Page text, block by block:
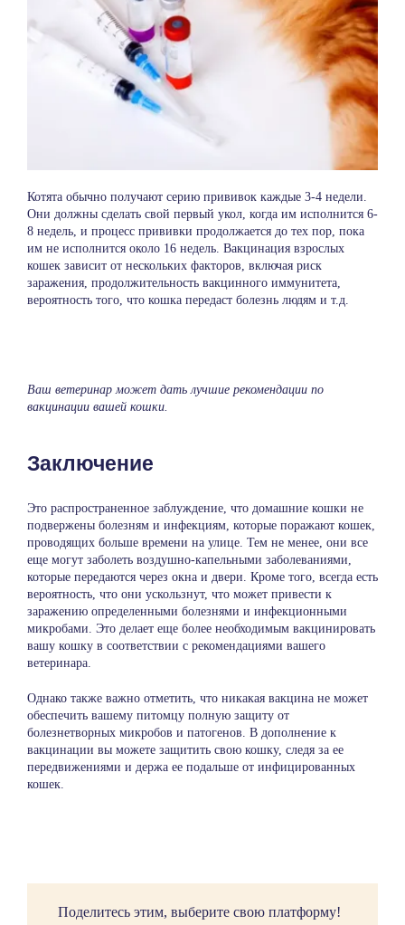
Котята обычно получают серию прививок каждые 3-4 недели.
Они должны сделать свой первый укол, когда им исполнится 6-
8 недель, и процесс прививки продолжается до тех пор, пока
им не исполнится около 16 недель. Вакцинация взрослых
кошек зависит от нескольких факторов, включая риск
заражения, продолжительность вакцинного иммунитета,
вероятность того, что кошка передаст болезнь людям и т.д.
Ваш ветеринар может дать лучшие рекомендации по
вакцинации вашей кошки.
Заключение
Это распространенное заблуждение, что домашние кошки не
подвержены болезням и инфекциям, которые поражают кошек,
проводящих больше времени на улице. Тем не менее, они все
еще могут заболеть воздушно-капельными заболеваниями,
которые передаются через окна и двери. Кроме того, всегда есть
вероятность, что они ускользнут, что может привести к
заражению определенными болезнями и инфекционными
микробами. Это делает еще более необходимым вакцинировать
вашу кошку в соответствии с рекомендациями вашего
ветеринара.
Однако также важно отметить, что никакая вакцина не может
обеспечить вашему питомцу полную защиту от
болезнетворных микробов и патогенов. В дополнение к
вакцинации вы можете защитить свою кошку, следя за ее
передвижениями и держа ее подальше от инфицированных
кошек.
Поделитесь этим, выберите свою платформу!